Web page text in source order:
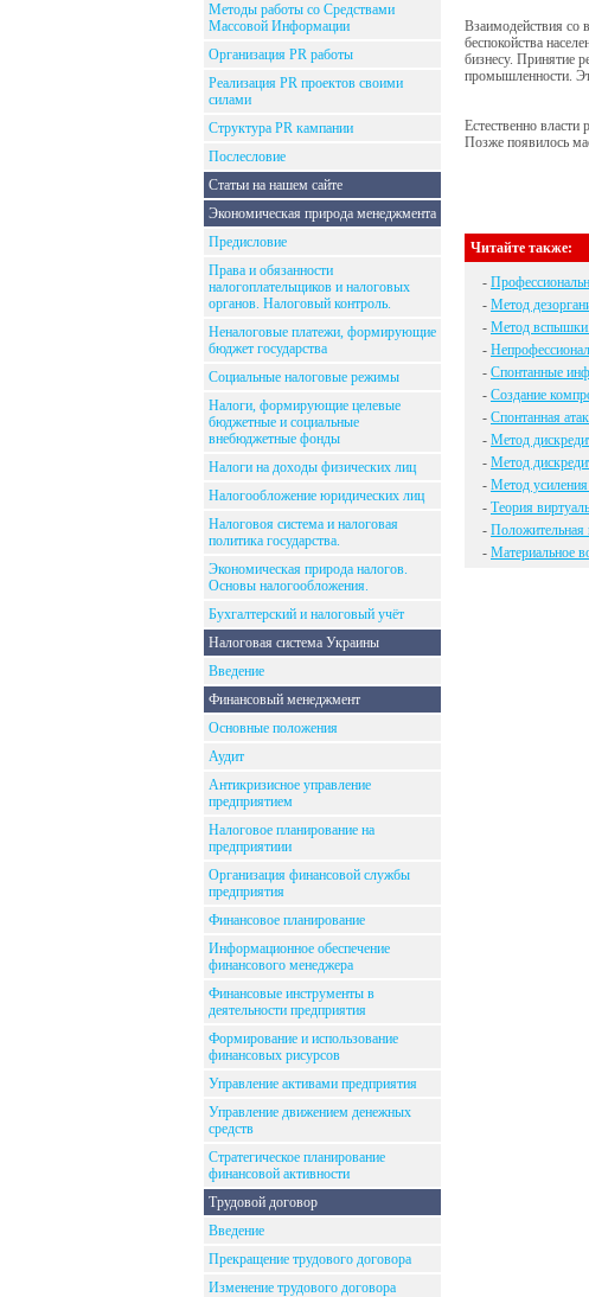
Методы работы со Средствами
Массовой Информации
Организация PR работы
Реализация PR проектов своими
силами
Структура PR кампании
Послесловие
Статьи на нашем сайте
Экономическая природа менеджмента
Предисловие
Права и обязанности
налогоплательщиков и налоговых
органов. Налоговый контроль.
Неналоговые платежи, формирующие
бюджет государства
Социальные налоговые режимы
Налоги, формирующие целевые
бюджетные и социальные
внебюджетные фонды
Налоги на доходы физических лиц
Налогообложение юридических лиц
Налоговоя система и налоговая
политика государства.
Экономическая природа налогов.
Основы налогообложения.
Бухгалтерский и налоговый учёт
Налоговая система Украины
Введение
Финансовый менеджмент
Основные положения
Аудит
Антикризисное управление
предприятием
Налоговое планирование на
предприятиии
Организация финансовой службы
предприятия
Финансовое планирование
Информационное обеспечение
финансового менеджера
Финансовые инструменты в
деятельности предприятия
Формирование и использование
финансовых рисурсов
Управление активами предприятия
Управление движением денежных
средств
Стратегическое планирование
финансовой активности
Трудовой договор
Введение
Прекращение трудового договора
Изменение трудового договора
Взаимодействия со
беспокойства
бизнесу. Принятие
промышленности.
Естественно власти
Позже появилось
Читайте также:
-
- Метод
- Метод вспышки.
-
- Спонтанные
- Создание
- Спонтанная
- Метод
- Метод
- Метод
- Теория
- Положительная
- Материальное